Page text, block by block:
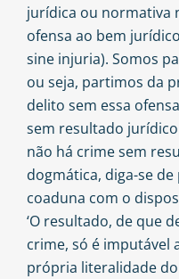
jurídica ou normativa
ofensa ao bem
sine injuria). Somos
ou seja, partimos da
delito sem essa
sem resultado
não há crime sem
dogmática, diga-se de
coaduna com o
‘O resultado, de que
crime, só é imputável
própria literalidade